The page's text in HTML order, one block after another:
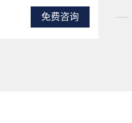
免费咨询